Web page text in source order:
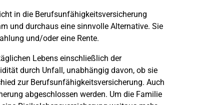
in die Berufsunfähigkeitsversicherung
und durchaus eine sinnvolle Alternative. Sie
und/oder eine Rente.
Lebens einschließlich der
durch Unfall, unabhängig davon, ob sie
zur Berufsunfähigkeitsversicherung. Auch
abgeschlossen werden. Um die Familie